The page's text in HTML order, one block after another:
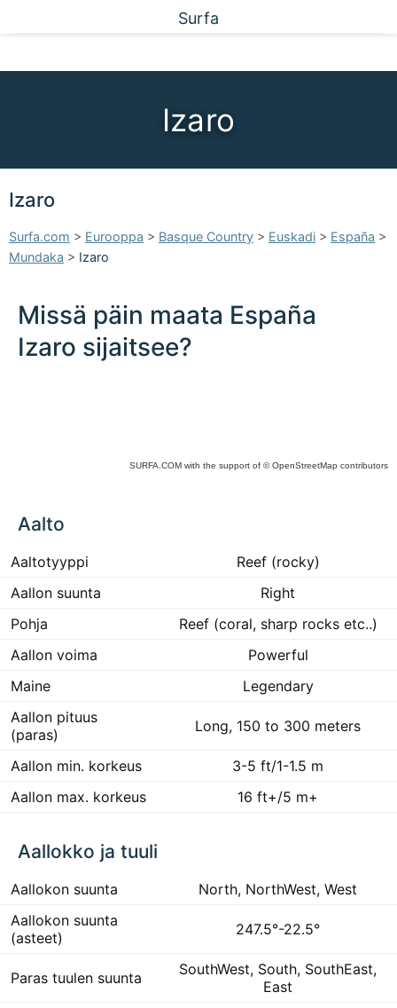
Surfa
Izaro
Izaro
Surfa.com > Eurooppa > Basque Country > Euskadi > España >
Mundaka > Izaro
Missä päin maata España
Izaro sijaitsee?
SURFA.COM with the support of © OpenStreetMap contributors
Aalto
Aaltotyyppi
Reef (rocky)
Aallon suunta
Right
Pohja
Reef (coral, sharp rocks etc..)
Aallon voima
Powerful
Maine
Legendary
Aallon pituus
(paras)
Long, 150 to 300 meters
Aallon min. korkeus
3-5 ft/1-1.5 m
Aallon max. korkeus
16 ft+/5 m+
Aallokko ja tuuli
Aallokon suunta
North, NorthWest, West
Aallokon suunta
(asteet)
247.5°-22.5°
Paras tuulen suunta
SouthWest, South, SouthEast,
East